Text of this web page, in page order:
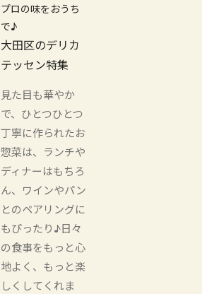
プロの味をおうち
で♪
大田区のデリカ
テッセン特集
見た目も華やか
で、ひとつひとつ
丁寧に作られたお
惣菜は、ランチや
ディナーはもちろ
ん、ワインやパン
とのペアリングに
もぴったり♪日々
の食事をもっと心
地よく、もっと楽
しくしてくれま